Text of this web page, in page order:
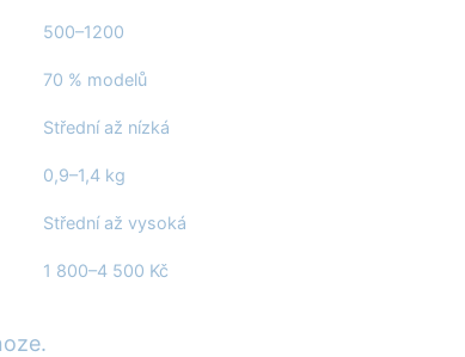
500–1200
70 % modelů
Střední až nízká
0,9–1,4 kg
Střední až vysoká
1 800–4 500 Kč